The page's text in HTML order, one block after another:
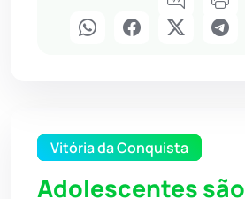
Vitória da Conquista
Adolescentes são